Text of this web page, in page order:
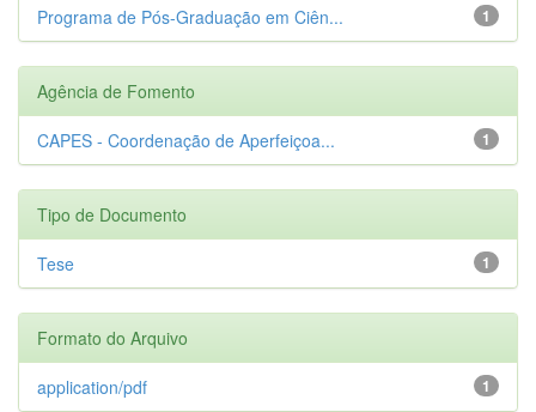
1
Programa de Pós-Graduação em Ciên...
Agência de Fomento
1
CAPES - Coordenação de Aperfeiçoa...
Tipo de Documento
1
Tese
Formato do Arquivo
1
application/pdf